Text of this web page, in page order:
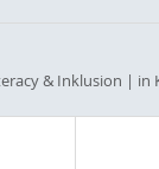
& Inklusion | in